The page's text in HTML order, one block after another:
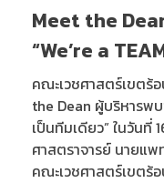
Meet the
“We’re a
คณะเวชศาสตร์เขตร้
the Dean ผู้บริหารพบ
เป็นทีมเดียว” ในวันที่
ศาสตราจารย์ นายแ
คณะเวชศาสตร์เขตร้